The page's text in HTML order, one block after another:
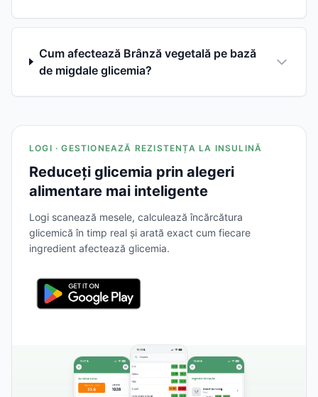
Cum afectează Brânză vegetală pe bază
de migdale glicemia?
LOGI · GESTIONEAZĂ REZISTENȚA LA INSULINĂ
Reduceți glicemia prin alegeri
alimentare mai inteligente
Logi scanează mesele, calculează încărcătura
glicemică în timp real și arată exact cum fiecare
ingredient afectează glicemia.